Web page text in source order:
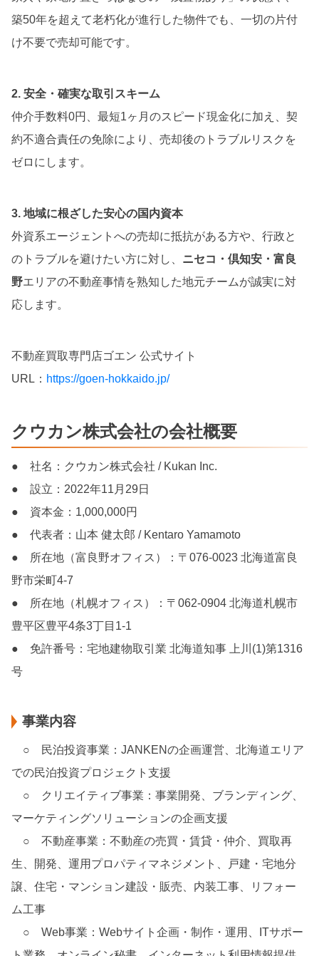
築50年を超えて老朽化が進行した物件でも、一切の片付
け不要で売却可能です。
2. 安全・確実な取引スキーム
仲介手数料0円、最短1ヶ月のスピード現金化に加え、契
約不適合責任の免除により、売却後のトラブルリスクを
ゼロにします。
3. 地域に根ざした安心の国内資本
外資系エージェントへの売却に抵抗がある方や、行政と
のトラブルを避けたい方に対し、 ニセコ・倶知安・富良
野エリアの不動産事情を熟知した地元チームが誠実に対
応します。
不動産買取専門店ゴエン 公式サイト
URL： https://goen-hokkaido.jp/
クウカン株式会社の会社概要
● 社名：クウカン株式会社 / Kukan Inc.
● 設立：2022年11月29日
● 資本金：1,000,000円
● 代表者：山本 健太郎 / Kentaro Yamamoto
● 所在地（富良野オフィス）：〒076-0023 北海道富良
野市栄町4-7
● 所在地（札幌オフィス）：〒062-0904 北海道札幌市
豊平区豊平4条3丁目1-1
● 免許番号：宅地建物取引業 北海道知事 上川(1)第1316
号
事業内容
○ 民泊投資事業：JANKENの企画運営、北海道エリア
での民泊投資プロジェクト支援
○ クリエイティブ事業：事業開発、ブランディング、
マーケティングソリューションの企画支援
○ 不動産事業：不動産の売買・賃貸・仲介、買取再
生、開発、運用プロパティマネジメント、戸建・宅地分
譲、住宅・マンション建設・販売、内装工事、リフォー
ム工事
○ Web事業：Webサイト企画・制作・運用、ITサポー